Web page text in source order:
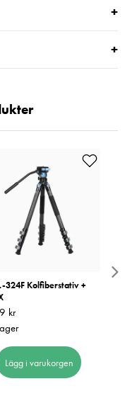
+
+
324F Kolfiberstativ +
499 kr
kr
Lägg i varukorgen